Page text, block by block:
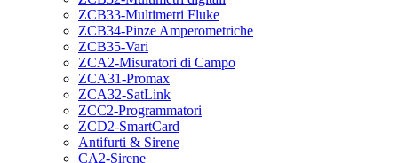
ZCB33-Multimetri Fluke
ZCB34-Pinze Amperometriche
ZCB35-Vari
ZCA2-Misuratori di Campo
ZCA31-Promax
ZCA32-SatLink
ZCC2-Programmatori
ZCD2-SmartCard
Antifurti & Sirene
CA2-Sirene